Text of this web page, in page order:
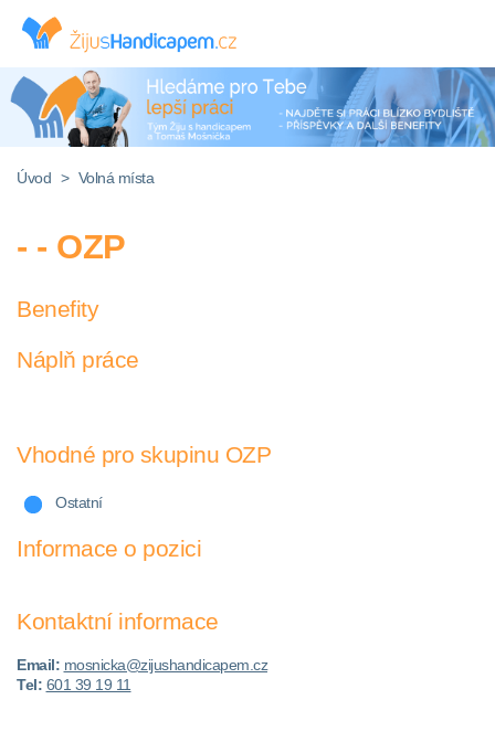
Úvod > Volná místa
- - OZP
Benefity
Náplň práce
Vhodné pro skupinu OZP
Ostatní
Informace o pozici
Kontaktní informace
Email: mosnicka@zijushandicapem.cz
Tel: 601 39 19 11